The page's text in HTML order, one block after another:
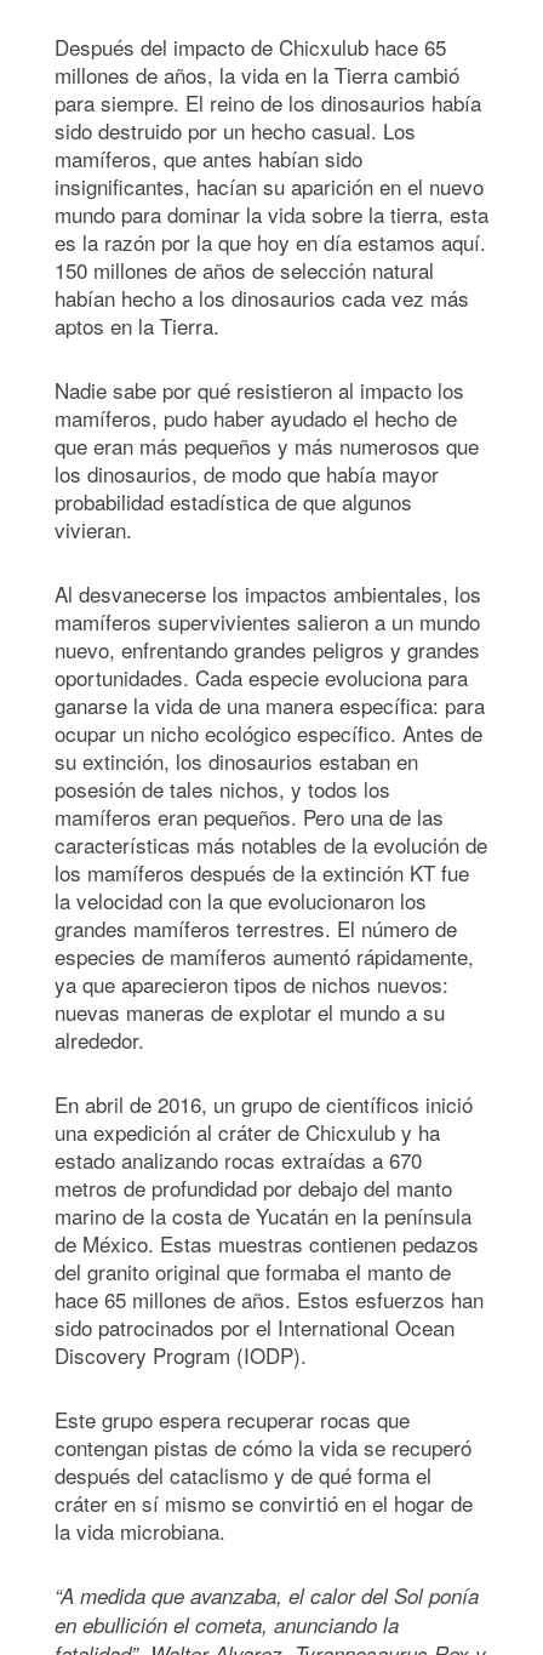
Después del impacto de Chicxulub hace 65
millones de años, la vida en la Tierra cambió
para siempre. El reino de los dinosaurios había
sido destruido por un hecho casual. Los
mamíferos, que antes habían sido
insignificantes, hacían su aparición en el nuevo
mundo para dominar la vida sobre la tierra, esta
es la razón por la que hoy en día estamos aquí.
150 millones de años de selección natural
habían hecho a los dinosaurios cada vez más
aptos en la Tierra.
Nadie sabe por qué resistieron al impacto los
mamíferos, pudo haber ayudado el hecho de
que eran más pequeños y más numerosos que
los dinosaurios, de modo que había mayor
probabilidad estadística de que algunos
vivieran.
Al desvanecerse los impactos ambientales, los
mamíferos supervivientes salieron a un mundo
nuevo, enfrentando grandes peligros y grandes
oportunidades. Cada especie evoluciona para
ganarse la vida de una manera específica: para
ocupar un nicho ecológico específico. Antes de
su extinción, los dinosaurios estaban en
posesión de tales nichos, y todos los
mamíferos eran pequeños. Pero una de las
características más notables de la evolución de
los mamíferos después de la extinción KT fue
la velocidad con la que evolucionaron los
grandes mamíferos terrestres. El número de
especies de mamíferos aumentó rápidamente,
ya que aparecieron tipos de nichos nuevos:
nuevas maneras de explotar el mundo a su
alrededor.
En abril de 2016, un grupo de científicos inició
una expedición al cráter de Chicxulub y ha
estado analizando rocas extraídas a 670
metros de profundidad por debajo del manto
marino de la costa de Yucatán en la península
de México. Estas muestras contienen pedazos
del granito original que formaba el manto de
hace 65 millones de años. Estos esfuerzos han
sido patrocinados por el International Ocean
Discovery Program (IODP).
Este grupo espera recuperar rocas que
contengan pistas de cómo la vida se recuperó
después del cataclismo y de qué forma el
cráter en sí mismo se convirtió en el hogar de
la vida microbiana.
“A medida que avanzaba, el calor del Sol ponía
en ebullición el cometa, anunciando la